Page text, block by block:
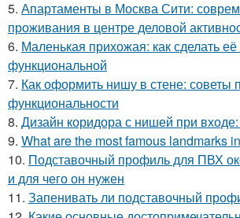
5. Апартаменты в Москва Сити:
проживания в центре деловой
6. Маленькая прихожая: как сделать её
функциональной
7. Как оформить нишу в стене: советы
функциональности
8. Дизайн коридора с нишей при
9. What are the most famous landmarks
10. Подставочный профиль для ПВХ
и для чего он нужен
11. Запенивать ли подставочный